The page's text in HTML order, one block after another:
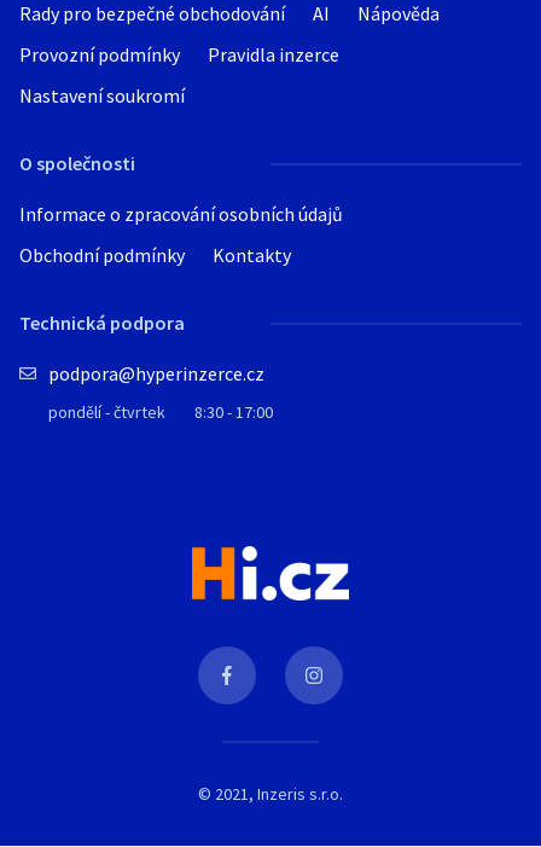
Rady pro bezpečné obchodování
AI
Nápověda
Provozní podmínky
Pravidla inzerce
Nastavení soukromí
O společnosti
Informace o zpracování osobních údajů
Obchodní podmínky
Kontakty
Technická podpora
podpora@hyperinzerce.cz
pondělí - čtvrtek 8:30 - 17:00
© 2021, Inzeris s.r.o.